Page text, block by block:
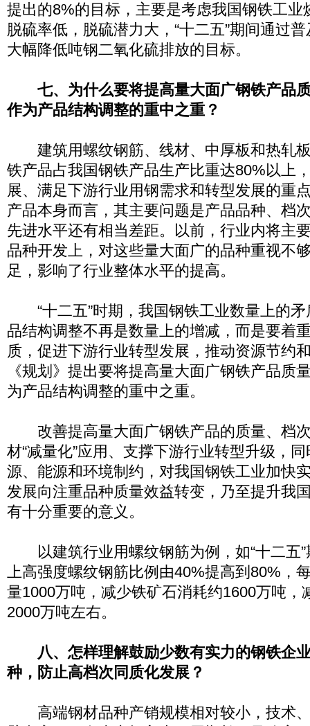
提出的8%的目标，主要是考虑我国钢铁工业
脱硫率低，脱硫潜力大，“十二五”期间通过
大幅降低吨钢二氧化硫排放的目标。
七、为什么要将提高量大面广钢铁产品
作为产品结构调整的重中之重？
建筑用螺纹钢筋、线材、中厚板和热轧
铁产品占我国钢铁产品生产比重达80%以上
展、满足下游行业用钢需求和转型发展的重
产品本身而言，其主要问题是产品品种、档
先进水平还有相当差距。以前，行业内将主
品种开发上，对这些量大面广的品种重视不
足，影响了行业整体水平的提高。
“十二五”时期，我国钢铁工业数量上的矛
品结构调整不再是数量上的增减，而是要着
质，促进下游行业转型发展，推动资源节约
《规划》提出要将提高量大面广钢铁产品质
为产品结构调整的重中之重。
改善提高量大面广钢铁产品的质量、档
材“减量化”应用、支撑下游行业转型升级，
源、能源和环境制约，对我国钢铁工业加快
发展向注重品种质量效益转变，乃至提升我
有十分重要的意义。
以建筑行业用螺纹钢筋为例，如“十二五”
上高强度螺纹钢筋比例由40%提高到80%，
量1000万吨，减少铁矿石消耗约1600万吨，
2000万吨左右。
八、怎样理解鼓励少数有实力的钢铁企
种，防止高档次同质化发展？
高端钢材品种产销规模相对较小，技术